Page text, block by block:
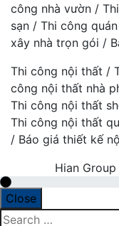
công nhà vườn /
sạn / Thi công
xây nhà trọn gói /
Thi công nội thất /
công nội thất nhà
Thi công nội thất
Thi công nội thất
/ Báo giá thiết kế
Hian
Close
Search